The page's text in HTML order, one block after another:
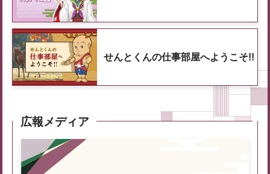
せんとくんの仕事部屋へようこそ!!
広報メディア